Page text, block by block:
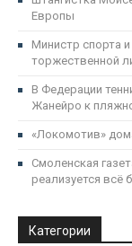
Европы
Министр спорта
торжественной
В Федерации
Жанейро к
«Локомотив»
Смоленская
реализуется всё
Категории